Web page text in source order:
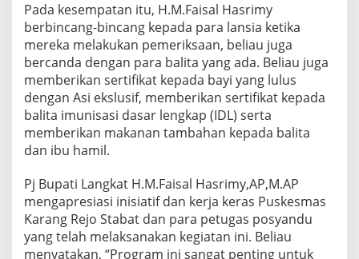
g
e
r
i
d
a
n
M
a
r
a
k
a
t
Pada kesempatan itu, H.M.Faisal Hasrimy
berbincang-bincang kepada para lansia ketika
mereka melakukan pemeriksaan, beliau juga
bercanda dengan para balita yang ada. Beliau juga
memberikan sertifikat kepada bayi yang lulus
dengan Asi ekslusif, memberikan sertifikat kepada
balita imunisasi dasar lengkap (IDL) serta
memberikan makanan tambahan kepada balita
dan ibu hamil.
Pj Bupati Langkat H.M.Faisal Hasrimy,AP,M.AP
mengapresiasi inisiatif dan kerja keras Puskesmas
Karang Rejo Stabat dan para petugas posyandu
yang telah melaksanakan kegiatan ini. Beliau
menyatakan, “Program ini sangat penting untuk